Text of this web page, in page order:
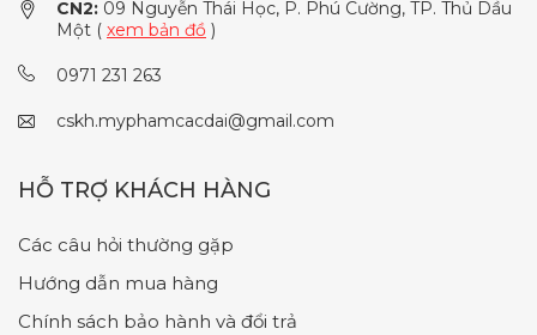
CN2: 09 Nguyễn Thái Học, P. Phú Cường, TP. Thủ Dầu
Một ( xem bản đồ )
0971 231 263
cskh.myphamcacdai@gmail.com
HỖ TRỢ KHÁCH HÀNG
Các câu hỏi thường gặp
Hướng dẫn mua hàng
Chính sách bảo hành và đổi trả